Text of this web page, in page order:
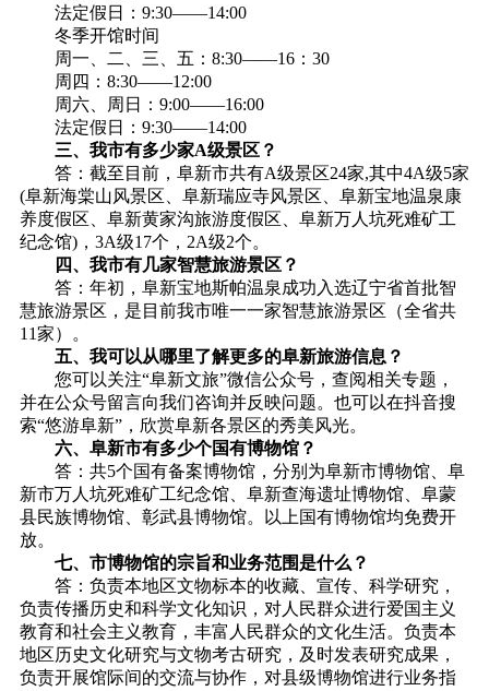
法定假日：9:30——14:00
冬季开馆时间
周一、二、三、五：8:30——16：30
周四：8:30——12:00
周六、周日：9:00——16:00
法定假日：9:30——14:00
三、我市有多少家A级景区？
答：截至目前，阜新市共有A级景区24家,其中4A级5家
(阜新海棠山风景区、阜新瑞应寺风景区、阜新宝地温泉康
养度假区、阜新黄家沟旅游度假区、阜新万人坑死难矿工
纪念馆)，3A级17个，2A级2个。
四、我市有几家智慧旅游景区？
答：年初，阜新宝地斯帕温泉成功入选辽宁省首批智
慧旅游景区，是目前我市唯一一家智慧旅游景区（全省共
11家）。
五、我可以从哪里了解更多的阜新旅游信息？
您可以关注“阜新文旅”微信公众号，查阅相关专题，
并在公众号留言向我们咨询并反映问题。也可以在抖音搜
索“悠游阜新”，欣赏阜新各景区的秀美风光。
六、阜新市有多少个国有博物馆？
答：共5个国有备案博物馆，分别为阜新市博物馆、阜
新市万人坑死难矿工纪念馆、阜新查海遗址博物馆、阜蒙
县民族博物馆、彰武县博物馆。以上国有博物馆均免费开
放。
七、市博物馆的宗旨和业务范围是什么？
答：负责本地区文物标本的收藏、宣传、科学研究，
负责传播历史和科学文化知识，对人民群众进行爱国主义
教育和社会主义教育，丰富人民群众的文化生活。负责本
地区历史文化研究与文物考古研究，及时发表研究成果，
负责开展馆际间的交流与协作，对县级博物馆进行业务指